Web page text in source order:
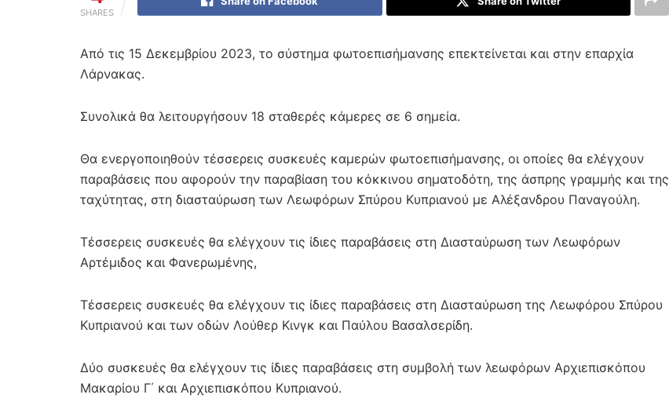
SHARES
Από τις 15 Δεκεμβρίου 2023, το σύστημα φωτοεπισήμανσης επεκτείνεται και στην επαρχία
Λάρνακας.
Συνολικά θα λειτουργήσουν 18 σταθερές κάμερες σε 6 σημεία.
Θα ενεργοποιηθούν τέσσερεις συσκευές καμερών φωτοεπισήμανσης, οι οποίες θα ελέγχουν
παραβάσεις που αφορούν την παραβίαση του κόκκινου σηματοδότη, της άσπρης γραμμής και της
ταχύτητας, στη διασταύρωση των Λεωφόρων Σπύρου Κυπριανού με Αλέξανδρου Παναγούλη.
Τέσσερεις συσκευές θα ελέγχουν τις ίδιες παραβάσεις στη Διασταύρωση των Λεωφόρων
Αρτέμιδος και Φανερωμένης,
Τέσσερεις συσκευές θα ελέγχουν τις ίδιες παραβάσεις στη Διασταύρωση της Λεωφόρου Σπύρου
Κυπριανού και των οδών Λούθερ Κινγκ και Παύλου Βασαλσερίδη.
Δύο συσκευές θα ελέγχουν τις ίδιες παραβάσεις στη συμβολή των λεωφόρων Αρχιεπισκόπου
Μακαρίου Γ΄ και Αρχιεπισκόπου Κυπριανού.